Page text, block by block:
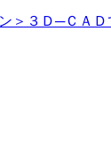
＞３Ｄ─ＣＡ